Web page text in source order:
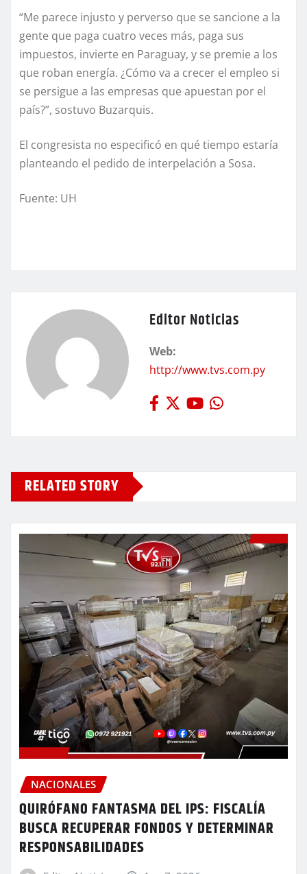
“Me parece injusto y perverso que se sancione a la
gente que paga cuatro veces más, paga sus
impuestos, invierte en Paraguay, y se premie a los
que roban energía. ¿Cómo va a crecer el empleo si
se persigue a las empresas que apuestan por el
país?”, sostuvo Buzarquis.
El congresista no especificó en qué tiempo estaría
planteando el pedido de interpelación a Sosa.
Fuente: UH
Editor Noticias
Web:
http://www.tvs.com.py
RELATED STORY
NACIONALES
QUIRÓFANO FANTASMA DEL IPS: FISCALÍA
BUSCA RECUPERAR FONDOS Y DETERMINAR
RESPONSABILIDADES